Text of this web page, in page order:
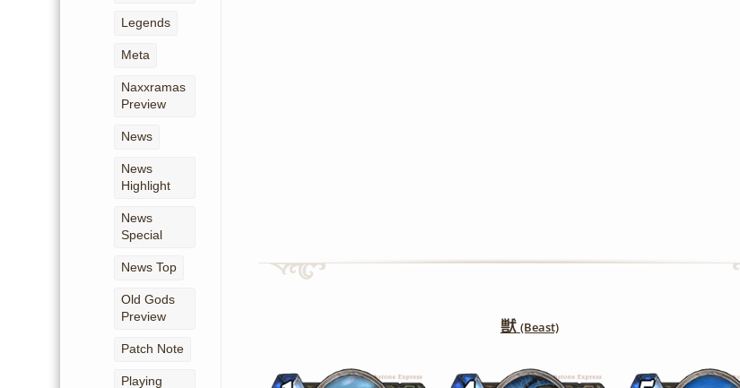
獣 (Beast)
Legends
Meta
Naxxramas
Preview
News
News
Highlight
News
Special
News Top
Old Gods
Preview
Patch Note
Playing